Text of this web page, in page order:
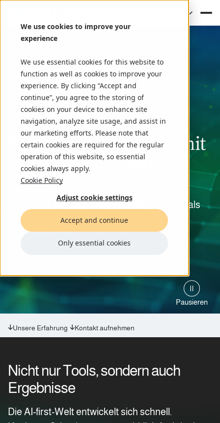
We use cookies to improve your
experience
We use essential cookies for this website to
function as well as cookies to improve your
experience. By clicking “Accept and
continue”, you agree to the storing of
cookies on your device to enhance site
navigation, analyze site usage, and assist in
our marketing efforts. Please note that
certain cookies are required for the regular
operation of this website, so essential
cookies always apply.
Cookie Policy
Adjust cookie settings
Accept and continue
Only essential cookies
AI‑First Delivery Accelerator
Softwareentwicklung mit
dem AI-first-Ansatz
Ansatz für echtes AI-first-Arbeiten: KI nicht als
Add-on, sondern als fester Teil des
Entwickleralltags.
Pausieren
Unsere Erfahrung Kontakt aufnehmen
Nicht nur Tools, sondern auch
Ergebnisse
Die AI-first-Welt entwickelt sich schnell.